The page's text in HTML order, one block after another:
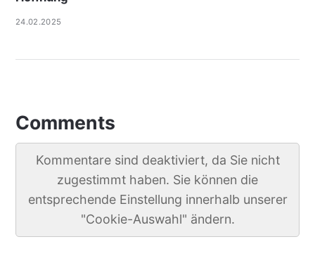
24.02.2025
Comments
Kommentare sind deaktiviert, da Sie nicht
zugestimmt haben. Sie können die
entsprechende Einstellung innerhalb unserer
"Cookie-Auswahl" ändern.